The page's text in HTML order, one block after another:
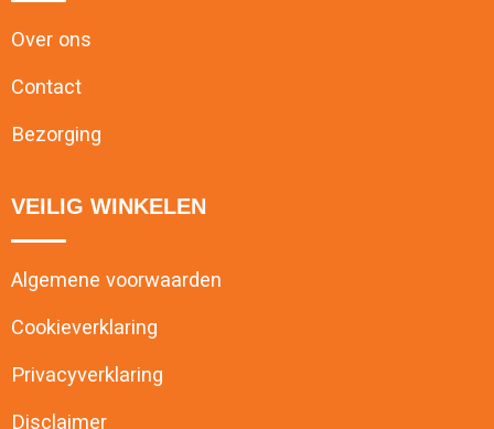
Over ons
Contact
Bezorging
VEILIG WINKELEN
Algemene voorwaarden
Cookieverklaring
Privacyverklaring
Disclaimer